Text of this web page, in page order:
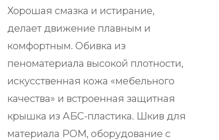
Хорошая смазка и истирание,
делает движение плавным и
комфортным. Обивка из
пеноматериала высокой плотности,
искусственная кожа «мебельного
качества» и встроенная защитная
крышка из АБС-пластика. Шкив для
материала POM, оборудование с